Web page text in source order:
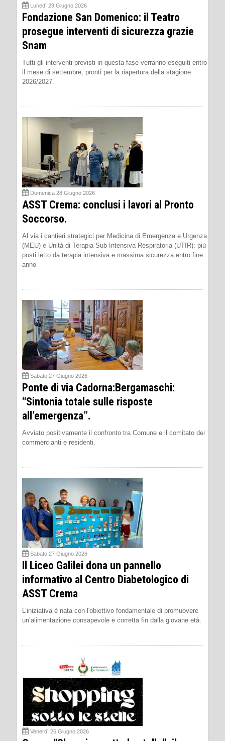
Lunedì 29 Giugno 2026
Fondazione San Domenico: il Teatro
prosegue interventi di sicurezza grazie
Snam
Tutti gli interventi previsti in questa fase verranno eseguiti entro
il mese di settembre, pronti per la riapertura della stagione
2026/2027.
Domenica 28 Giugno 2026
ASST Crema: conclusi i lavori al Pronto
Soccorso.
Al via i cantieri strategici per Medicina di Emergenza e Urgenza
(MEU) e Unità di Terapia Sub Intensiva Respiratoria (UTIR): più
posti letto da terapia intensiva e massima sicurezza entro fine
anno
Sabato 27 Giugno 2026
Ponte di via Cadorna:Bergamaschi:
“Sintonia totale sulle risposte
all’emergenza”.
Avviato positivamente il confronto tra Comune e il comitato dei
commercianti e residenti.
Sabato 27 Giugno 2026
Il Liceo Galilei dona un pannello
informativo al Centro Diabetologico di
ASST Crema
L’iniziativa è nata con l'obiettivo fondamentale di promuovere
un’alimentazione consapevole e corretta fin dalla giovane età.
Venerdì 26 Giugno 2026